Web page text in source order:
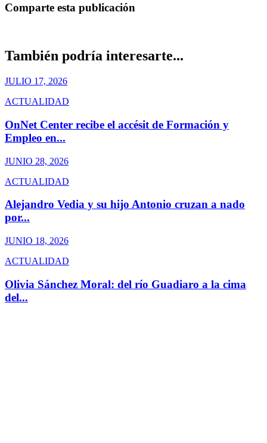
Comparte esta publicación
También podría interesarte...
JULIO 17, 2026
ACTUALIDAD
OnNet Center recibe el accésit de Formación y
Empleo en...
JUNIO 28, 2026
ACTUALIDAD
Alejandro Vedia y su hijo Antonio cruzan a nado
por...
JUNIO 18, 2026
ACTUALIDAD
Olivia Sánchez Moral: del río Guadiaro a la cima
del...